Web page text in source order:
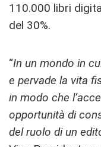
110.000 libri
del 30%.
“In un mondo in
e pervade la vita
in modo che
opportunità di
del ruolo di un